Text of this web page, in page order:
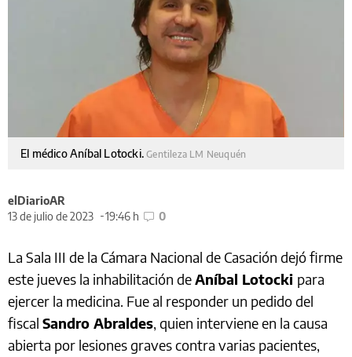
El médico Aníbal Lotocki.Gentileza LM Neuquén
elDiarioAR
13 de julio de 2023
19:46 h 0
La Sala III de la Cámara Nacional de Casación dejó firme
este jueves la inhabilitación deAníbal Lotocki para
ejercer la medicina. Fue al responder un pedido del
fiscal Sandro Abraldes, quien interviene en la causa
abierta por lesiones graves contra varias pacientes,